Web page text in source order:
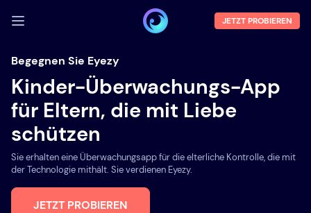
ANMELDEN
Demo
Funktionen
Über uns
Blog
JETZT PROBIEREN
Begegnen Sie Eyezy
Kinder-Überwachungs-App
für Eltern, die mit Liebe
schützen
Sie erhalten eine Überwachungsapp für die elterliche Kontrolle, die mit
der Technologie mithält. Sie verdienen Eyezy.
JETZT PROBIEREN